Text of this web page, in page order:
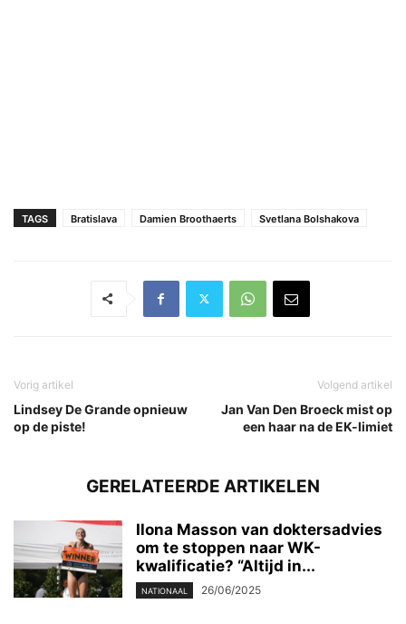
TAGS Bratislava Damien Broothaerts Svetlana Bolshakova
Vorig artikel
Lindsey De Grande opnieuw
op de piste!
Volgend artikel
Jan Van Den Broeck mist op
een haar na de EK-limiet
GERELATEERDE ARTIKELEN
Ilona Masson van doktersadvies
om te stoppen naar WK-
kwalificatie? “Altijd in...
NATIONAAL 26/06/2025